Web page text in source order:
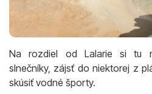
Na rozdiel od Lalarie si tu
slnečníky, zájsť do niektorej z
skúsiť vodné športy.